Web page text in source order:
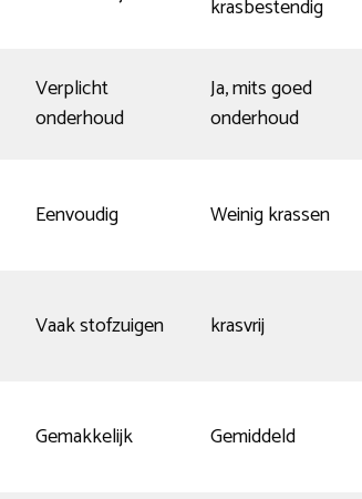
krasbestendig
Verplicht
onderhoud
Ja, mits goed
onderhoud
Eenvoudig Weinig krassen
Vaak stofzuigen krasvrij
Gemakkelijk Gemiddeld